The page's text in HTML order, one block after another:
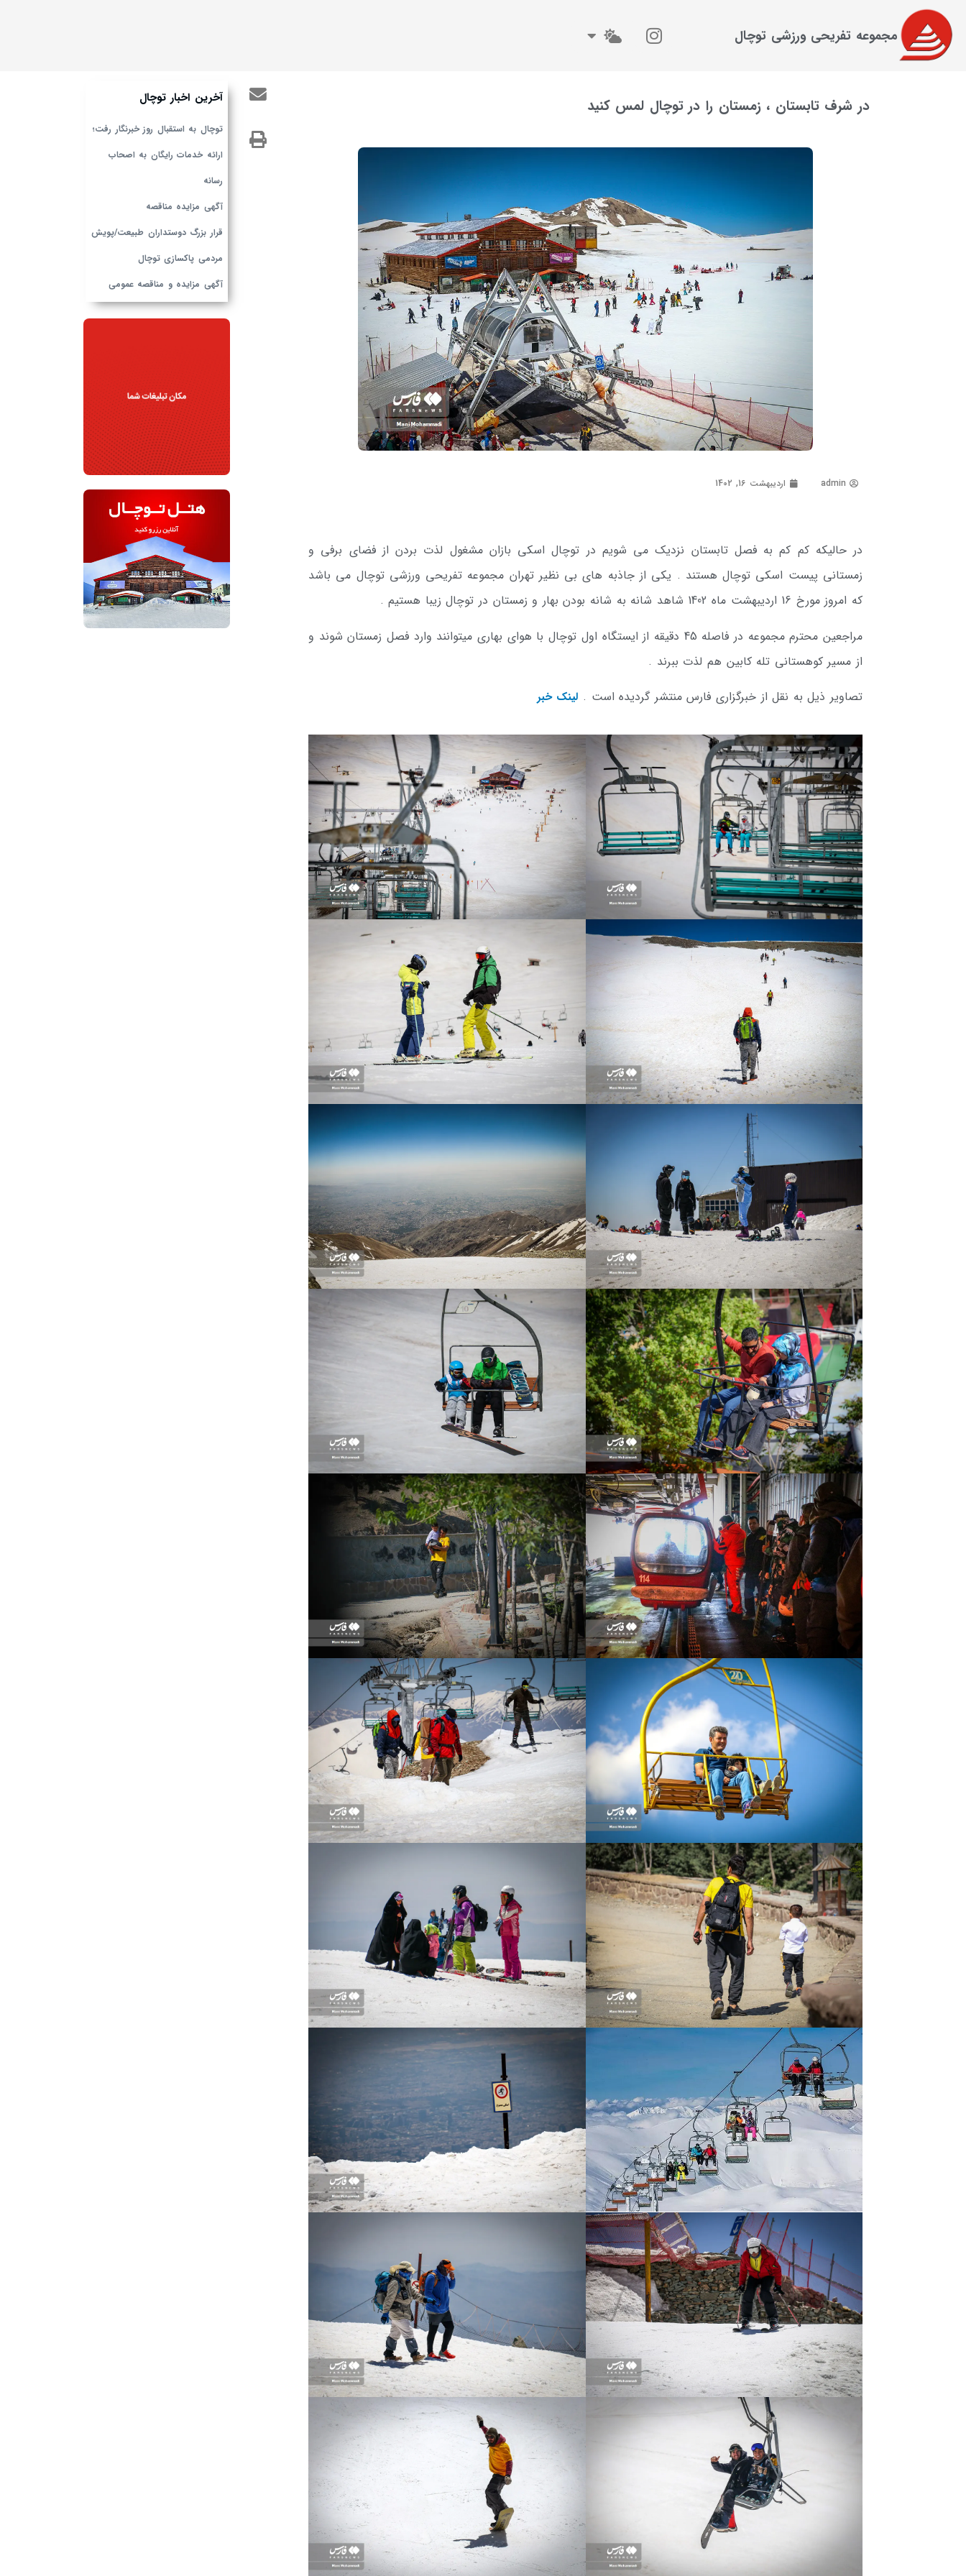
مجموعه تفریحی ورزشی توچال
در شرف تابستان ، زمستان را در توچال لمس کنید
admin اردیبهشت 16, 1402
در حالیکه کم کم به فصل تابستان نزدیک می شویم در توچال اسکی بازان مشغول لذت بردن از فضای برفی و
زمستانی پیست اسکی توچال هستند . یکی از جاذبه های بی نظیر تهران مجموعه تفریحی ورزشی توچال می باشد
که امروز مورخ 16 اردیبهشت ماه 1402 شاهد شانه به شانه بودن بهار و زمستان در توچال زیبا هستیم .
مراجعین محترم مجموعه در فاصله 45 دقیقه از ایستگاه اول توچال با هوای بهاری میتوانند وارد فصل زمستان شوند و
از مسیر کوهستانی تله کابین هم لذت ببرند .
تصاویر ذیل به نقل از خبرگزاری فارس منتشر گردیده است . لینک خبر
آخرین اخبار توچال
توچال به استقبال روز خبرنگار رفت؛
ارائه خدمات رایگان به اصحاب
رسانه
آگهی مزایده مناقصه
قرار بزرگ دوستداران طبیعت/پویش
مردمی پاکسازی توچال
آگهی مزایده و مناقصه عمومی